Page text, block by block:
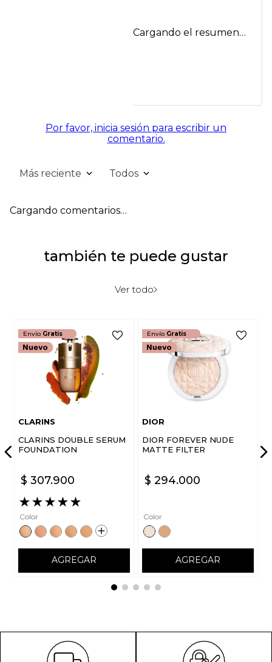
Cargando el resumen…
Por favor, inicia sesión para escribir un
comentario.
Más reciente Todos
Cargando comentarios…
también te puede gustar
Ver todo
Envío Gratis
CLARINS
CLARINS DOUBLE SERUM
FOUNDATION
$ 307.900
★★★★★
Color
AGREGAR
Envío Gratis
DIOR
DIOR FOREVER NUDE
MATTE FILTER
$ 294.000
Color
AGREGAR